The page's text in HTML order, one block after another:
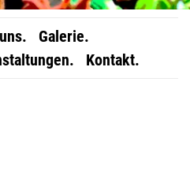
Galerie.
Kontakt.